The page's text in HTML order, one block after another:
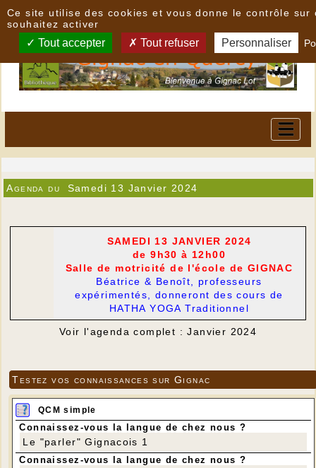
Agenda du Samedi 13 Janvier 2024
SAMEDI 13 JANVIER 2024
de 9h30 à 12h00
Salle de motricité de l'école de GIGNAC
Béatrice & Benoît, professeurs
expérimentés, donneront des cours de
HATHA YOGA Traditionnel
Voir l'agenda complet : Janvier 2024
Testez vos connaissances sur Gignac
QCM simple
Connaissez-vous la langue de chez nous ?
Le "parler" Gignacois 1
Connaissez-vous la langue de chez nous ?
Ce site utilise des cookies et vous donne le contrôle sur
souhaitez activer
Tout accepter Tout refuser Personnaliser